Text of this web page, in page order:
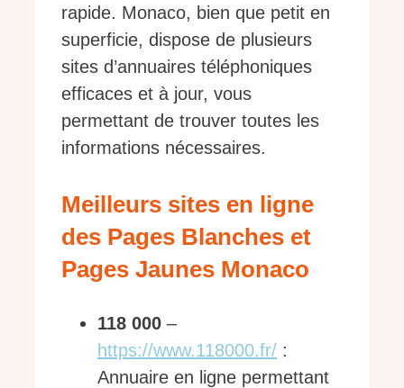
rapide. Monaco, bien que petit en
superficie, dispose de plusieurs
sites d’annuaires téléphoniques
efficaces et à jour, vous
permettant de trouver toutes les
informations nécessaires.
Meilleurs sites en ligne
des Pages Blanches et
Pages Jaunes Monaco
118 000 –
https://www.118000.fr/ :
Annuaire en ligne permettant